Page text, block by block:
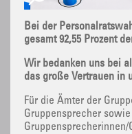
Bei der
gesamt 92,55 Prozent
Wir bedanken uns bei
das große Vertrauen in
Für die Ämter der
Gruppensprecher